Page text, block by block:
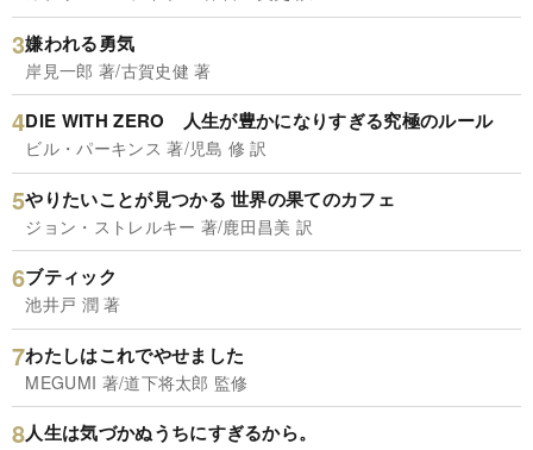
嫌われる勇気
岸見一郎 著/古賀史健 著
DIE WITH ZERO 人生が豊かになりすぎる究極のルール
ビル・パーキンス 著/児島 修 訳
やりたいことが見つかる 世界の果てのカフェ
ジョン・ストレルキー 著/鹿田昌美 訳
ブティック
池井戸 潤 著
わたしはこれでやせました
MEGUMI 著/道下将太郎 監修
人生は気づかぬうちにすぎるから。